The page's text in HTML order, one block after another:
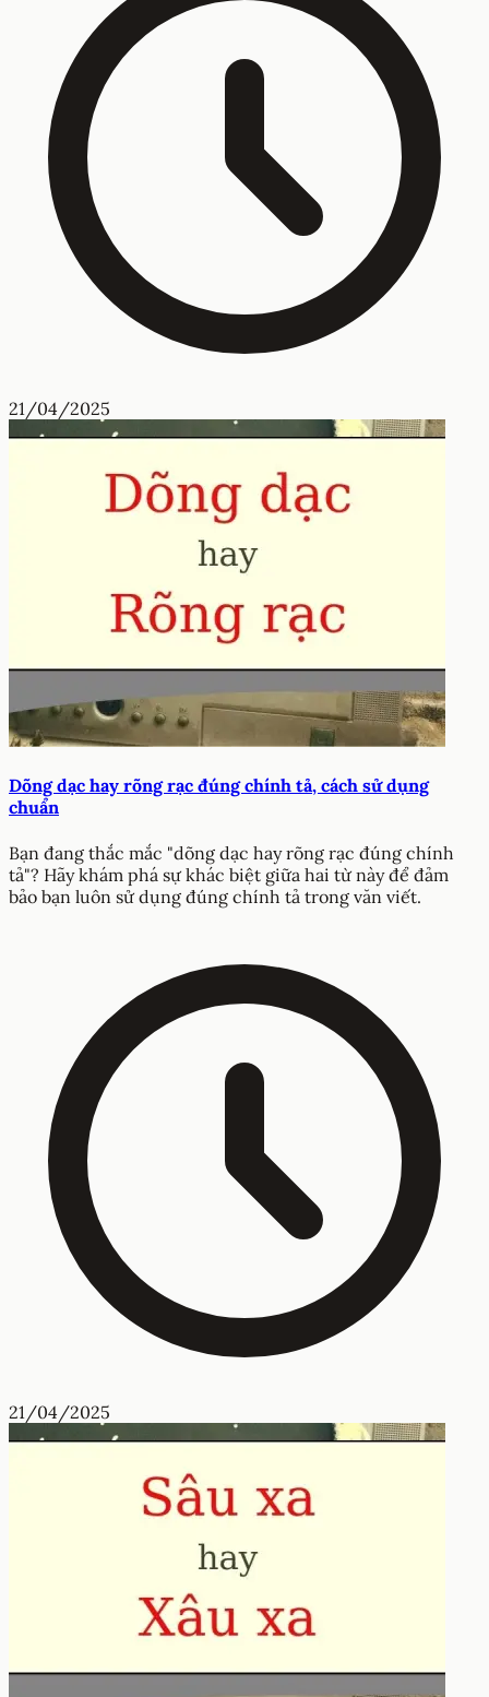
21/04/2025
Dõng dạc hay rõng rạc đúng chính tả, cách sử dụng
chuẩn
Bạn đang thắc mắc "dõng dạc hay rõng rạc đúng chính
tả"? Hãy khám phá sự khác biệt giữa hai từ này để đảm
bảo bạn luôn sử dụng đúng chính tả trong văn viết.
21/04/2025